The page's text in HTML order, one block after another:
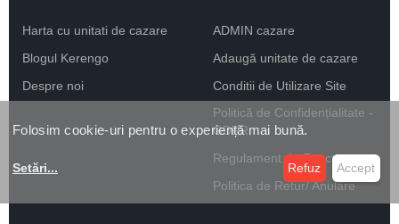
Harta cu unitati de cazare
Blogul Kerengo
Despre noi
ADMIN cazare
Adaugă unitate de cazare
Conditii de Utilizare Site
Politică de Confidențialitate -
GDPR
Regulament de Funcționare
Politica de Retur/ Anulare
Folosim cookie-uri pentru o experiență mai bună.
Setări... Refuz Accept